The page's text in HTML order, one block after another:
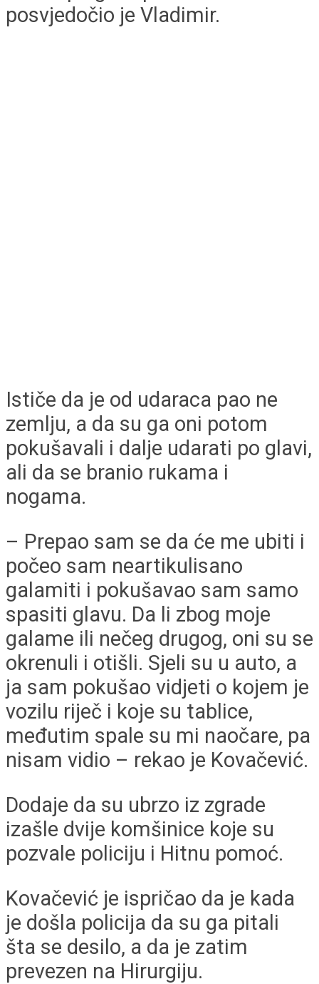
posvjedočio je Vladimir.
Ističe da je od udaraca pao ne
zemlju, a da su ga oni potom
pokušavali i dalje udarati po glavi,
ali da se branio rukama i
nogama.
– Prepao sam se da će me ubiti i
počeo sam neartikulisano
galamiti i pokušavao sam samo
spasiti glavu. Da li zbog moje
galame ili nečeg drugog, oni su se
okrenuli i otišli. Sjeli su u auto, a
ja sam pokušao vidjeti o kojem je
vozilu riječ i koje su tablice,
međutim spale su mi naočare, pa
nisam vidio – rekao je Kovačević.
Dodaje da su ubrzo iz zgrade
izašle dvije komšinice koje su
pozvale policiju i Hitnu pomoć.
Kovačević je ispričao da je kada
je došla policija da su ga pitali
šta se desilo, a da je zatim
prevezen na Hirurgiju.